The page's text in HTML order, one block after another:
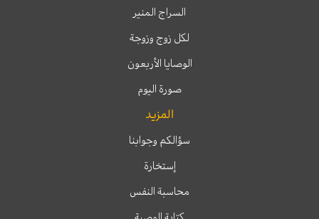
السراج المنير
لكل زوج وزوجة
الوصايا الأربعون
صورة اليوم
المزيد
سؤالكم وجوابنا
إستخارة
محاسبة النفس